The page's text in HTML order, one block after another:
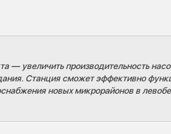
— увеличить производительность
Станция сможет эффективно
новых микрорайонов в